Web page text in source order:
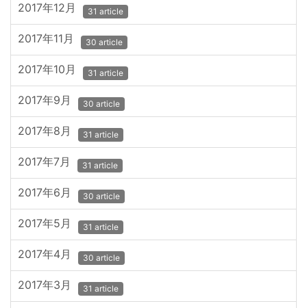
2017年12月 31 article
2017年11月 30 article
2017年10月 31 article
2017年9月 30 article
2017年8月 31 article
2017年7月 31 article
2017年6月 30 article
2017年5月 31 article
2017年4月 30 article
2017年3月 31 article